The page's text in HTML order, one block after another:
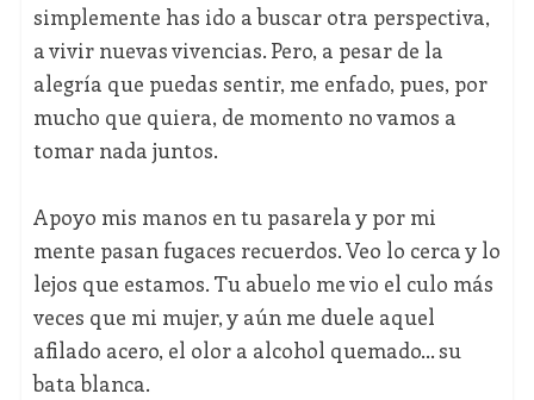
simplemente has ido a buscar otra perspectiva,
a vivir nuevas vivencias. Pero, a pesar de la
alegría que puedas sentir, me enfado, pues, por
mucho que quiera, de momento no vamos a
tomar nada juntos.
Apoyo mis manos en tu pasarela y por mi
mente pasan fugaces recuerdos. Veo lo cerca y lo
lejos que estamos. Tu abuelo me vio el culo más
veces que mi mujer, y aún me duele aquel
afilado acero, el olor a alcohol quemado… su
bata blanca.